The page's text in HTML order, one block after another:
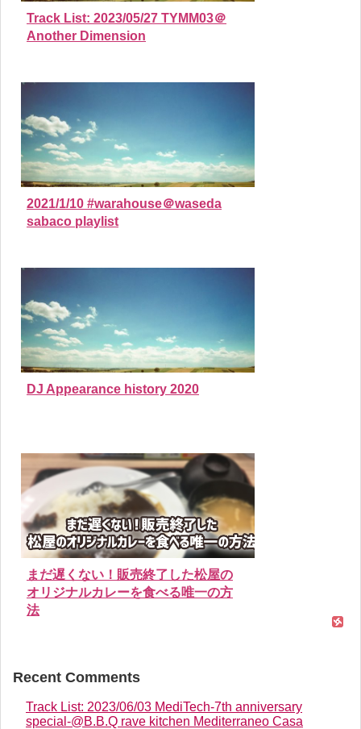
Track List: 2023/05/27 TYMM03＠
Another Dimension
2021/1/10 #warahouse＠waseda
sabaco playlist
DJ Appearance history 2020
まだ遅くない！販売終了した松屋の
オリジナルカレーを食べる唯一の方
法
Recent Comments
Track List: 2023/06/03 MediTech-7th anniversary
special-@B.B.Q rave kitchen Mediterraneo Casa